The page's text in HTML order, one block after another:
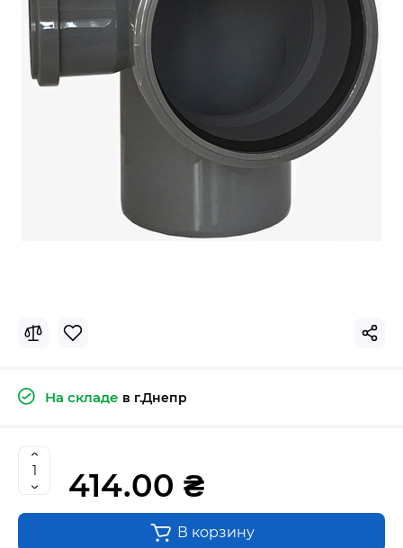
На складе в г.Днепр
414.00 ₴
В корзину